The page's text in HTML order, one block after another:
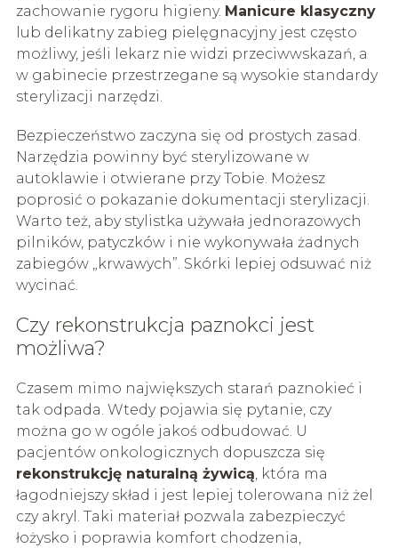
zachowanie rygoru higieny. Manicure klasyczny
lub delikatny zabieg pielęgnacyjny jest często
możliwy, jeśli lekarz nie widzi przeciwwskazań, a
w gabinecie przestrzegane są wysokie standardy
sterylizacji narzędzi.
Bezpieczeństwo zaczyna się od prostych zasad.
Narzędzia powinny być sterylizowane w
autoklawie i otwierane przy Tobie. Możesz
poprosić o pokazanie dokumentacji sterylizacji.
Warto też, aby stylistka używała jednorazowych
pilników, patyczków i nie wykonywała żadnych
zabiegów „krwawych”. Skórki lepiej odsuwać niż
wycinać.
Czy rekonstrukcja paznokci jest
możliwa?
Czasem mimo największych starań paznokieć i
tak odpada. Wtedy pojawia się pytanie, czy
można go w ogóle jakoś odbudować. U
pacjentów onkologicznych dopuszcza się
rekonstrukcję naturalną żywicą, która ma
łagodniejszy skład i jest lepiej tolerowana niż żel
czy akryl. Taki materiał pozwala zabezpieczyć
łożysko i poprawia komfort chodzenia,